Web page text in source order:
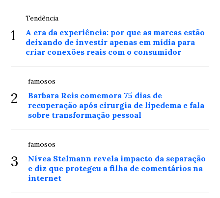
1
Tendência
A era da experiência: por que as marcas estão
deixando de investir apenas em mídia para
criar conexões reais com o consumidor
2
famosos
Barbara Reis comemora 75 dias de
recuperação após cirurgia de lipedema e fala
sobre transformação pessoal
3
famosos
Nívea Stelmann revela impacto da separação
e diz que protegeu a filha de comentários na
internet